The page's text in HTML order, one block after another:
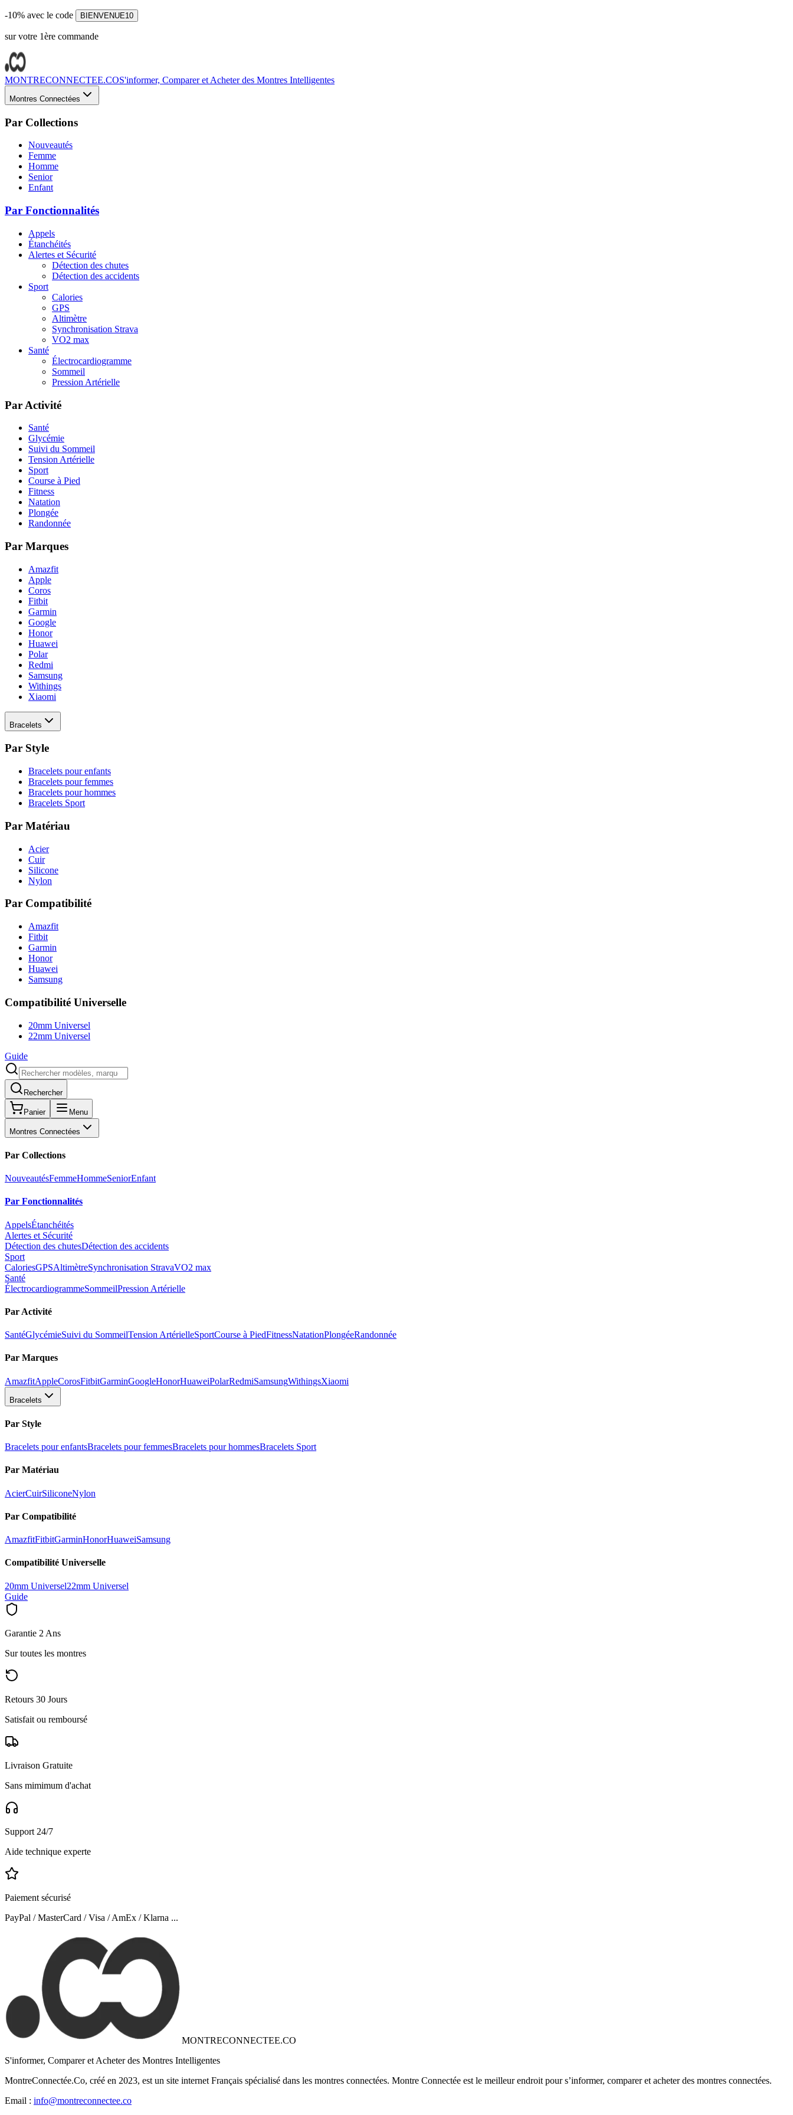
-10% avec le code BIENVENUE10
sur votre 1ère commande
MONTRECONNECTEE.COS'informer, Comparer et Acheter des Montres Intelligentes
Montres Connectées
Par Collections
Nouveautés
Femme
Homme
Senior
Enfant
Par Fonctionnalités
Appels
Étanchéités
Alertes et Sécurité
Détection des chutes
Détection des accidents
Sport
Calories
GPS
Altimètre
Synchronisation Strava
VO2 max
Santé
Électrocardiogramme
Sommeil
Pression Artérielle
Par Activité
Santé
Glycémie
Suivi du Sommeil
Tension Artérielle
Sport
Course à Pied
Fitness
Natation
Plongée
Randonnée
Par Marques
Amazfit
Apple
Coros
Fitbit
Garmin
Google
Honor
Huawei
Polar
Redmi
Samsung
Withings
Xiaomi
Bracelets
Par Style
Bracelets pour enfants
Bracelets pour femmes
Bracelets pour hommes
Bracelets Sport
Par Matériau
Acier
Cuir
Silicone
Nylon
Par Compatibilité
Amazfit
Fitbit
Garmin
Honor
Huawei
Samsung
Compatibilité Universelle
20mm Universel
22mm Universel
Guide
Rechercher
Panier Menu
Montres Connectées
Par Collections
NouveautésFemmeHommeSeniorEnfant
Par Fonctionnalités
AppelsÉtanchéités
Alertes et Sécurité
Détection des chutesDétection des accidents
Sport
CaloriesGPSAltimètreSynchronisation StravaVO2 max
Santé
ÉlectrocardiogrammeSommeilPression Artérielle
Par Activité
SantéGlycémieSuivi du SommeilTension ArtérielleSportCourse à PiedFitnessNatationPlongéeRandonnée
Par Marques
AmazfitAppleCorosFitbitGarminGoogleHonorHuaweiPolarRedmiSamsungWithingsXiaomi
Bracelets
Par Style
Bracelets pour enfantsBracelets pour femmesBracelets pour hommesBracelets Sport
Par Matériau
AcierCuirSiliconeNylon
Par Compatibilité
AmazfitFitbitGarminHonorHuaweiSamsung
Compatibilité Universelle
20mm Universel22mm Universel
Guide
Garantie 2 Ans
Sur toutes les montres
Retours 30 Jours
Satisfait ou remboursé
Livraison Gratuite
Sans mimimum d'achat
Support 24/7
Aide technique experte
Paiement sécurisé
PayPal / MasterCard / Visa / AmEx / Klarna ...
MONTRECONNECTEE.CO
S'informer, Comparer et Acheter des Montres Intelligentes
MontreConnectée.Co, créé en 2023, est un site internet Français spécialisé dans les montres connectées. Montre Connectée est le meilleur endroit pour s’informer, comparer et acheter des montres connectées.
Email : info@montreconnectee.co